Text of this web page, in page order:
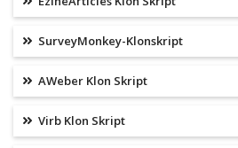
SurveyMonkey-Klonskript
AWeber Klon Skript
Virb Klon Skript